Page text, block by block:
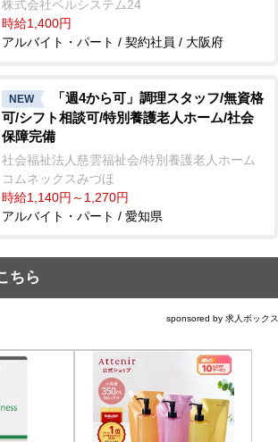
株式会社ベルシステム24
時給1,400円
アルバイト・パート / 契約社員 / 大阪府
NEW
「週4から可」調理スタッフ/無資格
可/シフト相談可/特別養護老人ホーム/社会
保障完備
社会福祉法人慈雲福祉会/特別養護老人ホーム
コムネックスみづほ
時給1,140円～1,270円
アルバイト・パート / 愛知県
ちら
sponsored by 求人ボックス